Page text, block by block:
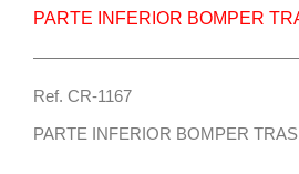
PARTE INFERIOR BOMPER
Ref. CR-1167
PARTE INFERIOR BOMPER